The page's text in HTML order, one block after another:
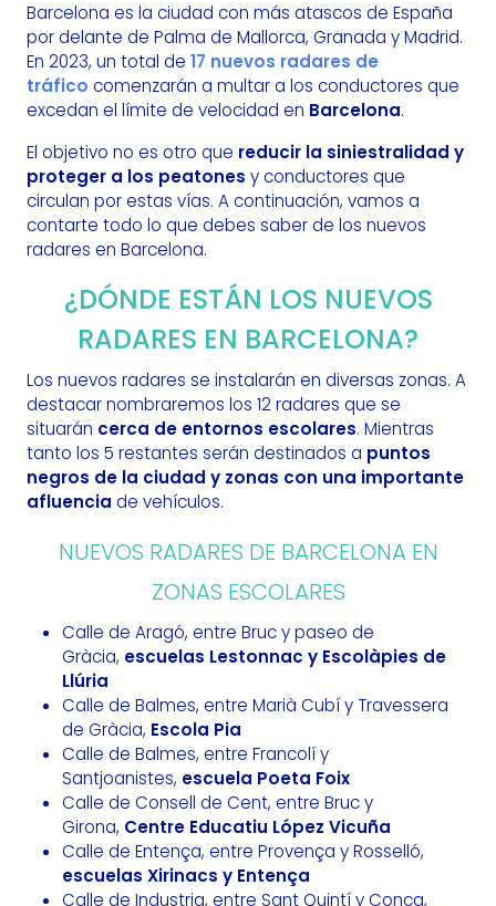
Barcelona es la ciudad con más atascos de España
por delante de Palma de Mallorca, Granada y Madrid.
En 2023, un total de 17 nuevos radares de
tráfico comenzarán a multar a los conductores que
excedan el límite de velocidad en Barcelona.
El objetivo no es otro que reducir la siniestralidad y
proteger a los peatones y conductores que
circulan por estas vías. A continuación, vamos a
contarte todo lo que debes saber de los nuevos
radares en Barcelona.
¿DÓNDE ESTÁN LOS NUEVOS
RADARES EN BARCELONA?
Los nuevos radares se instalarán en diversas zonas. A
destacar nombraremos los 12 radares que se
situarán cerca de entornos escolares. Mientras
tanto los 5 restantes serán destinados a puntos
negros de la ciudad y zonas con una importante
afluencia de vehículos.
NUEVOS RADARES DE BARCELONA EN
ZONAS ESCOLARES
Calle de Aragó, entre Bruc y paseo de
Gràcia, escuelas Lestonnac y Escolàpies de
Llúria
Calle de Balmes, entre Marià Cubí y Travessera
de Gràcia, Escola Pia
Calle de Balmes, entre Francolí y
Santjoanistes, escuela Poeta Foix
Calle de Consell de Cent, entre Bruc y
Girona, Centre Educatiu López Vicuña
Calle de Entença, entre Provença y Rosselló,
escuelas Xirinacs y Entença
Calle de Industria, entre Sant Quintí y Conca,